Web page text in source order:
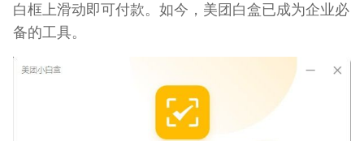
白框上滑动即可付款。如今，美团白盒已成为企业必
备的工具。